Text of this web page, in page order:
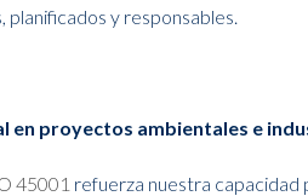
planificados y responsables.
en proyectos ambientales e
45001 refuerza nuestra